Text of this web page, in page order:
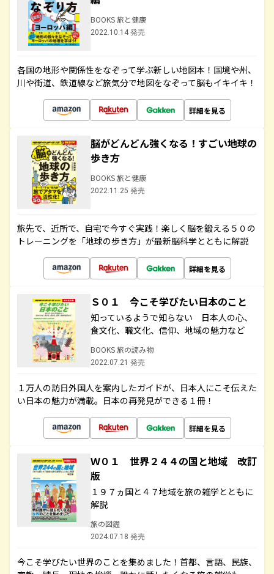
BOOKS 旅と健康
2022.10.14 発売
各国の地形や関係性をなぞって学ぶ新しい地図本！国境や州、
川や街道、鉄道線など旅気分で地図をなぞって脳もイキイキ！
詳細を見る
脳がどんどん強くなる！すごい地球の
歩き方
BOOKS 旅と健康
2022.11.25 発売
旅先で、近所で、自宅で今すぐ実践！楽しく脳を鍛える５０の
トレーニングを「地球の歩き方」が最新脳科学とともに解説
詳細を見る
Ｓ０１ 今こそ学びたい日本のこと
知っているようで知らない 日本人の心、
食文化、職文化、信仰、地域の魅力など
BOOKS 旅の読み物
2022.07.21 発売
１万人の訪日外国人を案内したガイドが、日本人にこそ伝えた
い日本の魅力が満載。日本の再発見ができる１冊！
詳細を見る
Ｗ０１ 世界２４４の国と地域 改訂
版
１９７ヵ国と４７地域を旅の雑学とともに
解説
旅の図鑑
2024.07.18 発売
今こそ学びたい世界のことを集めました！首都、言語、民族、